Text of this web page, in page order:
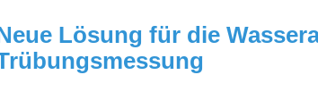
Lösung für die